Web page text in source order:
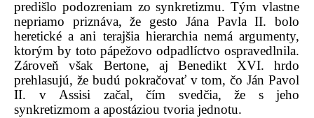
predišlo podozreniam zo synkretizmu. Tým vlastne
nepriamo priznáva, že gesto Jána Pavla II. bolo
heretické a ani terajšia hierarchia nemá argumenty,
ktorým by toto pápežovo odpadlíctvo ospravedlnila.
Zároveň však Bertone, aj Benedikt XVI. hrdo
prehlasujú, že budú pokračovať v tom, čo Ján Pavol
II. v Assisi začal, čím svedčia, že s jeho
synkretizmom a apostáziou tvoria jednotu.